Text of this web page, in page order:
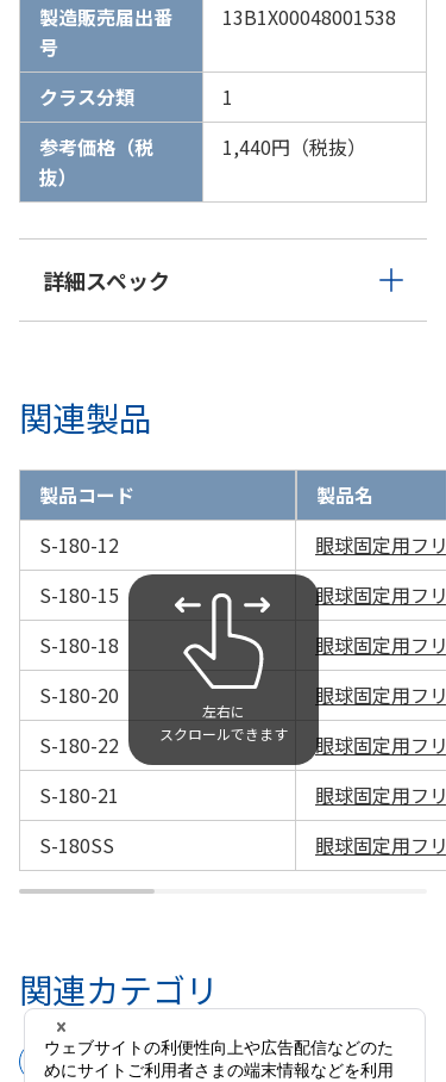
製造販売届出番
号
13B1X00048001538
クラス分類
1
参考価格（税
抜）
1,440円（税抜）
詳細スペック
関連製品
製品コード
製品名
S-180-12
眼球固定用フ
S-180-15
眼球固定用フ
S-180-18
眼球固定用フ
S-180-20
眼球固定用フ
S-180-22
眼球固定用フ
S-180-21
眼球固定用フ
S-180SS
眼球固定用フ
関連カテゴリ
手術器具
角膜手術用器具